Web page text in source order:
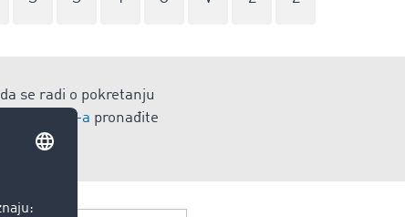
se radi o pokretanju
-a pronađite